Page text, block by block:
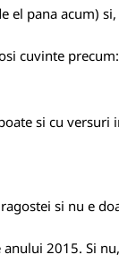
pana acum)
cuvinte
si cu versuri
si nu e
2015. Si